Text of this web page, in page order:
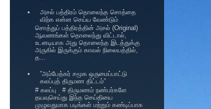
அசல் பத்திரம் தொலைந்த சொத்தை
விற்க என்ன செய்ய வேண்டும்
சொத்துப் பத்திரத்தின் அசல் (Original)
ஆவணங்கள் தொலைந்து விட்டால்,
உடனடியாக அது தொலைந்த இடத்துக்கு
அருகில் இருக்கும் காவல் நிலையத்தில்,
த...
”அம்பேத்கர் சமூக ஒருமைப்பாட்டு
கலப்புத் திருமண திட்டம்”
# கலப்பு # திருமணம் நண்பர்களே
தயவுசெய்து இந்த செய்தியை
முழுவதுமாக படிங்கள் மற்றும் கண்டிப்பாக